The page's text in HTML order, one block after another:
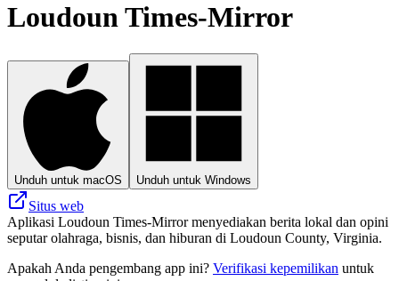
Loudoun Times-Mirror
Unduh untuk macOS Unduh untuk Windows
Situs web
Aplikasi Loudoun Times-Mirror menyediakan berita lokal dan opini
seputar olahraga, bisnis, dan hiburan di Loudoun County, Virginia.
Apakah Anda pengembang app ini? Verifikasi kepemilikan untuk